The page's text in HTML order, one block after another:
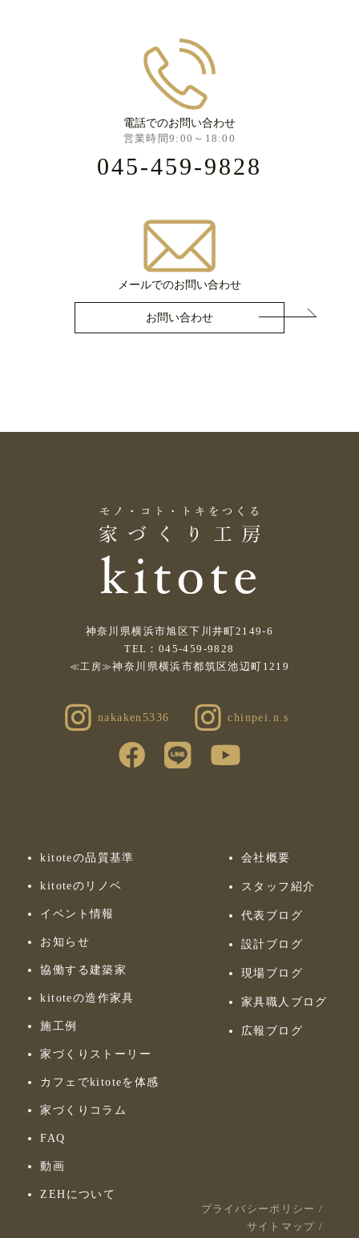
電話でのお問い合わせ
営業時間9:00～18:00
045-459-9828
メールでのお問い合わせ
お問い合わせ
神奈川県横浜市旭区下川井町2149-6
TEL：045-459-9828
≪工房≫神奈川県横浜市都筑区池辺町1219
nakaken5336 chinpei.n.s
kitoteの品質基準
kitoteのリノベ
イベント情報
お知らせ
協働する建築家
kitoteの造作家具
施工例
家づくりストーリー
カフェでkitoteを体感
家づくりコラム
FAQ
動画
ZEHについて
会社概要
スタッフ紹介
代表ブログ
設計ブログ
現場ブログ
家具職人ブログ
広報ブログ
プライバシーポリシー /
サイトマップ /